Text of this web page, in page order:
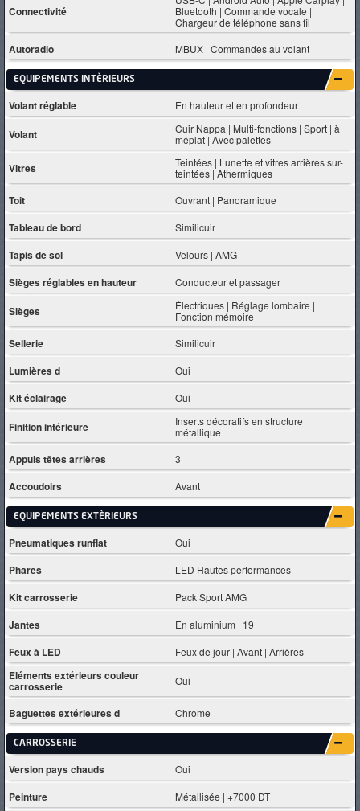
Connectivité
Bluetooth | Commande vocale |
Chargeur de téléphone sans fil
Autoradio MBUX | Commandes au volant
EQUIPEMENTS INTÈRIEURS
Volant réglable En hauteur et en profondeur
Volant
Cuir Nappa | Multi-fonctions | Sport | à
méplat | Avec palettes
Vitres
Teintées | Lunette et vitres arrières sur-
teintées | Athermiques
Toit Ouvrant | Panoramique
Tableau de bord Similicuir
Tapis de sol Velours | AMG
Sièges réglables en hauteur Conducteur et passager
Sièges
Électriques | Réglage lombaire |
Fonction mémoire
Sellerie Similicuir
Lumières d Oui
Kit éclairage Oui
Finition intérieure
Inserts décoratifs en structure
métallique
Appuis têtes arrières 3
Accoudoirs Avant
EQUIPEMENTS EXTÈRIEURS
Pneumatiques runflat Oui
Phares LED Hautes performances
Kit carrosserie Pack Sport AMG
Jantes En aluminium | 19
Feux à LED Feux de jour | Avant | Arrières
Eléments extérieurs couleur
carrosserie Oui
Baguettes extérieures d Chrome
CARROSSERIE
Version pays chauds Oui
Peinture Métallisée | +7000 DT